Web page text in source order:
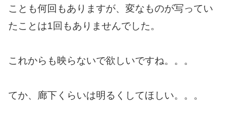
ことも何回もありますが、変なものが写ってい
たことは1回もありませんでした。
これからも映らないで欲しいですね。。。
てか、廊下くらいは明るくしてほしい。。。